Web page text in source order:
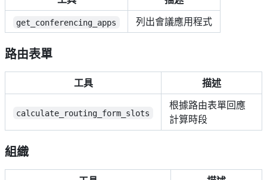
get_conferencing_apps 列出會議應用程式
路由表單
工具 描述
calculate_routing_form_slots
根據路由表單回應
計算時段
組織